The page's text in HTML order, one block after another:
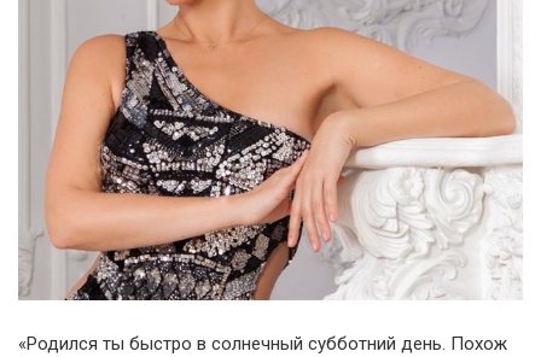
«Родился ты быстро в солнечный субботний день. Похож